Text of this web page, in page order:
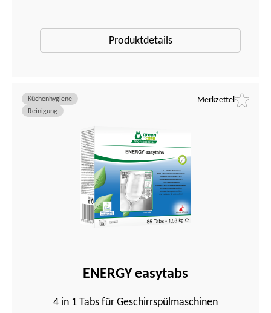
Produktdetails
Merkzettel
ENERGY easytabs
4 in 1 Tabs für Geschirrspülmaschinen
Küchenhygiene
Reinigung